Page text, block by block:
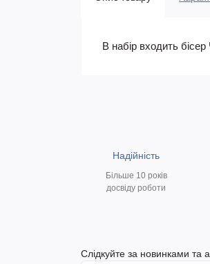
В набір входить
Надійність
Більше 10 років
досвіду роботи
Слідкуйте за новинками та